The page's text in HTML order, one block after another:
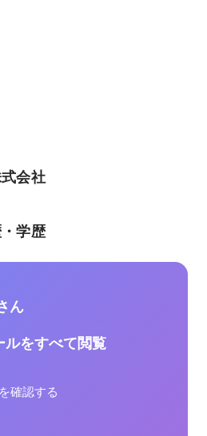
会社
学歴
ん
ルをすべて閲覧
確認する